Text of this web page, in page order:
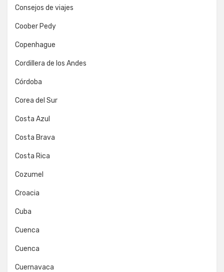
Consejos de viajes
Coober Pedy
Copenhague
Cordillera de los Andes
Córdoba
Corea del Sur
Costa Azul
Costa Brava
Costa Rica
Cozumel
Croacia
Cuba
Cuenca
Cuenca
Cuernavaca